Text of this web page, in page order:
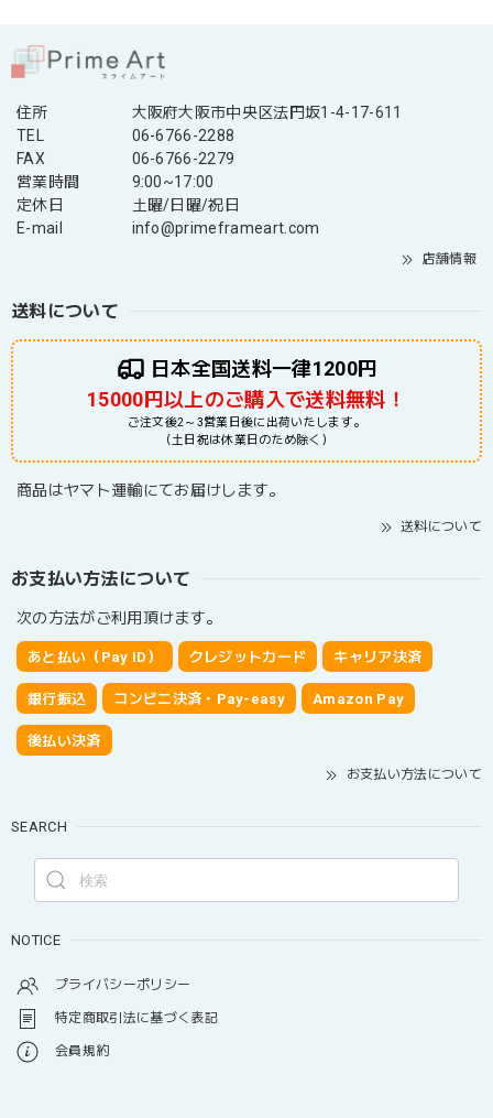
住所
大阪府大阪市中央区法円坂1-4-17-611
TEL
06-6766-2288
FAX
06-6766-2279
営業時間
9:00~17:00
定休日
土曜/日曜/祝日
E-mail
info@primeframeart.com
店舗情報
送料について
日本全国送料一律1200円
15000円以上のご購入で送料無料！
ご注文後2～3営業日後に出荷いたします。
（土日祝は休業日のため除く）
商品はヤマト運輸にてお届けします。
送料について
お支払い方法について
次の方法がご利用頂けます。
あと払い（Pay ID） クレジットカード キャリア決済
銀行振込 コンビニ決済・Pay-easy Amazon Pay
後払い決済
お支払い方法について
SEARCH
NOTICE
プライバシーポリシー
特定商取引法に基づく表記
会員規約